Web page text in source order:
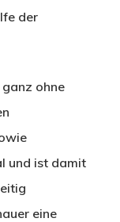
der
ohne
und ist damit
eine